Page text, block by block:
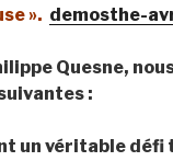
». demosthe-
Quesne,
:
un véritable